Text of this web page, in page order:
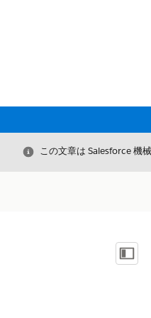
閉じる
この文章は Salesforce 機
目次